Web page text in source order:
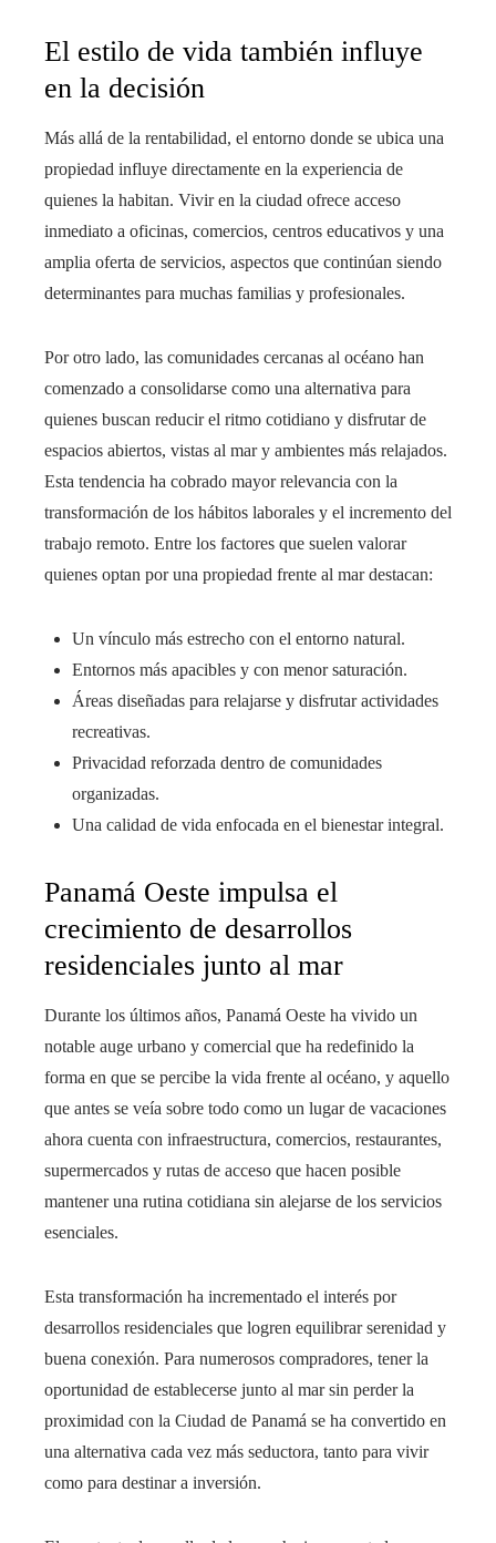
El estilo de vida también influye
en la decisión
Más allá de la rentabilidad, el entorno donde se ubica una
propiedad influye directamente en la experiencia de
quienes la habitan. Vivir en la ciudad ofrece acceso
inmediato a oficinas, comercios, centros educativos y una
amplia oferta de servicios, aspectos que continúan siendo
determinantes para muchas familias y profesionales.
Por otro lado, las comunidades cercanas al océano han
comenzado a consolidarse como una alternativa para
quienes buscan reducir el ritmo cotidiano y disfrutar de
espacios abiertos, vistas al mar y ambientes más relajados.
Esta tendencia ha cobrado mayor relevancia con la
transformación de los hábitos laborales y el incremento del
trabajo remoto. Entre los factores que suelen valorar
quienes optan por una propiedad frente al mar destacan:
Un vínculo más estrecho con el entorno natural.
Entornos más apacibles y con menor saturación.
Áreas diseñadas para relajarse y disfrutar actividades
recreativas.
Privacidad reforzada dentro de comunidades
organizadas.
Una calidad de vida enfocada en el bienestar integral.
Panamá Oeste impulsa el
crecimiento de desarrollos
residenciales junto al mar
Durante los últimos años, Panamá Oeste ha vivido un
notable auge urbano y comercial que ha redefinido la
forma en que se percibe la vida frente al océano, y aquello
que antes se veía sobre todo como un lugar de vacaciones
ahora cuenta con infraestructura, comercios, restaurantes,
supermercados y rutas de acceso que hacen posible
mantener una rutina cotidiana sin alejarse de los servicios
esenciales.
Esta transformación ha incrementado el interés por
desarrollos residenciales que logren equilibrar serenidad y
buena conexión. Para numerosos compradores, tener la
oportunidad de establecerse junto al mar sin perder la
proximidad con la Ciudad de Panamá se ha convertido en
una alternativa cada vez más seductora, tanto para vivir
como para destinar a inversión.